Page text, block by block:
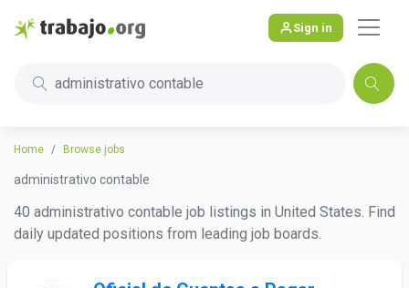
Sign in
administrativo contable
Home Browse jobs
administrativo contable
40 administrativo contable job listings in United States. Find
daily updated positions from leading job boards.